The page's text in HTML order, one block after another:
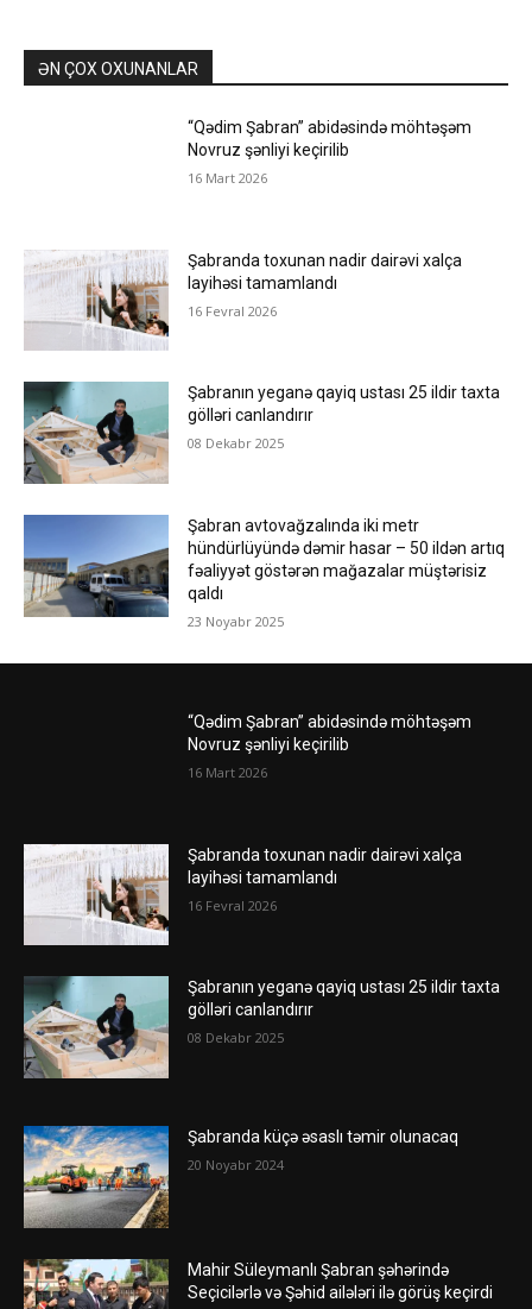
ƏN ÇOX OXUNANLAR
“Qədim Şabran” abidəsində möhtəşəm
Novruz şənliyi keçirilib
16 Mart 2026
Şabranda toxunan nadir dairəvi xalça
layihəsi tamamlandı
16 Fevral 2026
Şabranın yeganə qayiq ustası 25 ildir taxta
gölləri canlandırır
08 Dekabr 2025
Şabran avtovağzalında iki metr
hündürlüyündə dəmir hasar – 50 ildən artıq
fəaliyyət göstərən mağazalar müştərisiz
qaldı
23 Noyabr 2025
“Qədim Şabran” abidəsində möhtəşəm
Novruz şənliyi keçirilib
16 Mart 2026
Şabranda toxunan nadir dairəvi xalça
layihəsi tamamlandı
16 Fevral 2026
Şabranın yeganə qayiq ustası 25 ildir taxta
gölləri canlandırır
08 Dekabr 2025
Şabranda küçə əsaslı təmir olunacaq
20 Noyabr 2024
Mahir Süleymanlı Şabran şəhərində
Seçicilərlə və Şəhid ailələri ilə görüş keçirdi